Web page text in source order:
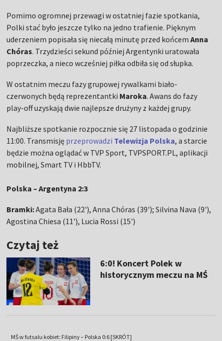
Pomimo ogromnej przewagi w ostatniej fazie spotkania,
Polki stać było jeszcze tylko na jedno trafienie. Pięknym
uderzeniem popisała się niecałą minutę przed końcemAnna
Chóras. Trzydzieści sekund później Argentynki uratowała
poprzeczka, a nieco wcześniej piłka odbiła się od słupka.
W ostatnim meczu fazy grupowej rywalkami biało-
czerwonych będą reprezentantki Maroka. Awans do fazy
play-off uzyskają dwie najlepsze drużyny z każdej grupy.
Najbliższe spotkanie rozpocznie się 27 listopada o godzinie
11:00. Transmisję przeprowadzi Telewizja Polska, a starcie
będzie można oglądać w TVP Sport, TVPSPORT.PL, aplikacji
mobilnej, Smart TV i HbbTV.
Polska – Argentyna 2:3
Bramki:Agata Bała (22'), Anna Chóras (39'); Silvina Nava (9'),
Agostina Chiesa (11'), Lucia Rossi (15')
Czytaj też
6:0! Koncert Polek w
historycznym meczu na MŚ
MŚ w futsalu kobiet: Filipiny – Polska 0:6 [SKRÓT]